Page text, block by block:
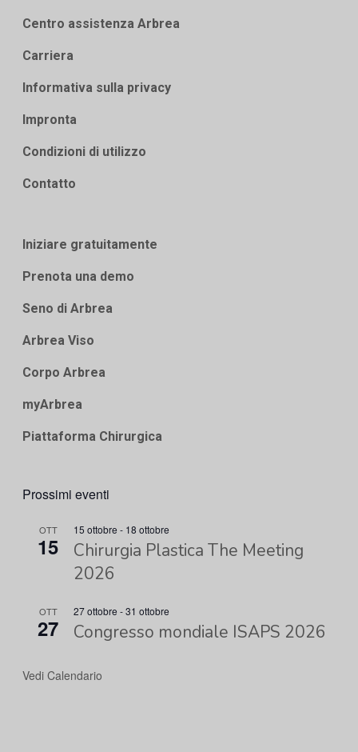
Centro assistenza Arbrea
Carriera
Informativa sulla privacy
Impronta
Condizioni di utilizzo
Contatto
Iniziare gratuitamente
Prenota una demo
Seno di Arbrea
Arbrea Viso
Corpo Arbrea
myArbrea
Piattaforma Chirurgica
Prossimi eventi
OTT
15
15 ottobre - 18 ottobre
Chirurgia Plastica The Meeting
2026
OTT
27
27 ottobre -31 ottobre
Congresso mondiale ISAPS 2026
Vedi Calendario